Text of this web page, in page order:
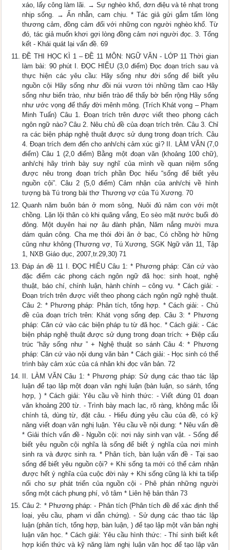
xáo, lấy công làm lãi. → Sự nghèo khổ, đơn điệu và tẻ nhạt trong
nhịp sống. → Ẩn nhẫn, cam chịu. * Tác giả gửi gắm tấm lòng
thương cảm, đồng cảm đối với những con người nghèo khổ. Từ
đó, tác giả muốn khơi gợi lòng đồng cảm nơi người đọc. 3. Tổng
kết - Khái quát lại vấn đề. 69
ĐỀ THI HỌC KÌ 1 – ĐỀ 11 MÔN: NGỮ VĂN - LỚP 11 Thời gian
làm bài: 90 phút I. ĐỌC HIỂU (3,0 điểm) Đọc đoạn trích sau và
thực hiện các yêu cầu: Hãy sống như đời sống để biết yêu
nguồn cội Hãy sống như đồi núi vươn tới những tầm cao Hãy
sống như biển trào, như biển trào để thấy bờ bến rộng Hãy sống
như ước vọng để thấy đời mênh mông. (Trích Khát vọng – Phạm
Minh Tuấn) Câu 1. Đoạn trích trên được viết theo phong cách
ngôn ngữ nào? Câu 2. Nêu chủ đề của đoạn trích trên. Câu 3. Chỉ
ra các biện pháp nghệ thuật được sử dụng trong đoạn trích. Câu
4. Đoạn trích đem đến cho anh/chị cảm xúc gì? II. LÀM VĂN (7,0
điểm) Câu 1 (2,0 điểm) Bằng một đoạn văn (khoảng 100 chữ),
anh/chị hãy trình bày suy nghĩ của mình về quan niệm sống
được nêu trong đoạn trích phần Đọc hiểu “sống để biết yêu
nguồn cội”. Câu 2 (5,0 điểm) Cảm nhận của anh/chị về hình
tượng bà Tú trong bài thơ Thương vợ của Tú Xương. 70
Quanh năm buôn bán ở mom sông, Nuôi đủ năm con với một
chồng. Lặn lội thân cò khi quãng vắng, Eo sèo mặt nước buổi đò
đông. Một duyên hai nợ âu đành phận, Năm nắng mười mưa
dám quản công. Cha mẹ thói đời ăn ở bạc, Có chồng hờ hững
cũng như không (Thương vợ, Tú Xương, SGK Ngữ văn 11, Tập
1, NXB Giáo dục, 2007,tr.29,30) 71
Đáp án đề 11 I. ĐỌC HIỂU Câu 1: * Phương pháp: Căn cứ vào
đặc điểm các phong cách ngôn ngữ đã học: sinh hoạt, nghệ
thuật, báo chí, chính luận, hành chính – công vụ. * Cách giải: -
Đoạn trích trên được viết theo phong cách ngôn ngữ nghệ thuật.
Câu 2: * Phương pháp: Phân tích, tổng hợp. * Cách giải: - Chủ
đề của đoạn trích trên: Khát vọng sống đẹp. Câu 3: * Phương
pháp: Căn cứ vào các biện pháp tu từ đã học. * Cách giải: - Các
biện pháp nghệ thuật được sử dụng trong đoạn trích: + Điệp cấu
trúc “hãy sống như ” + Nghệ thuật so sánh Câu 4: * Phương
pháp: Căn cứ vào nội dung văn bản * Cách giải: - Học sinh có thể
trình bày cảm xúc của cá nhân khi đọc văn bản. 72
II. LÀM VĂN Câu 1: * Phương pháp: Sử dụng các thao tác lập
luận để tạo lập một đoạn văn nghị luận (bàn luận, so sánh, tổng
hợp, ) * Cách giải: Yêu cầu về hình thức: - Viết đúng 01 đoạn
văn khoảng 200 từ. - Trình bày mạch lạc, rõ ràng, không mắc lỗi
chính tả, dùng từ, đặt câu. - Hiểu đúng yêu cầu của đề, có kỹ
năng viết đoạn văn nghị luận. Yêu cầu về nội dung: * Nêu vấn đề
* Giải thích vấn đề - Nguồn cội: nơi nảy sinh vạn vật. - Sống để
biết yêu nguồn cội nghĩa là sống để biết ý nghĩa của nơi mình
sinh ra và được sinh ra. * Phân tích, bàn luận vấn đề - Tại sao
sống để biết yêu nguồn cội? + Khi sống ta mới có thể cảm nhận
được hết ý nghĩa của cuộc đời này + Khi sống cũng là khi ta tiếp
nối cho sự phát triển của nguồn cội - Phê phán những người
sống một cách phung phí, vô tâm * Liên hệ bản thân 73
Câu 2: * Phương pháp: - Phân tích (Phân tích đề để xác định thể
loại, yêu cầu, phạm vi dẫn chứng). - Sử dụng các thao tác lập
luận (phân tích, tổng hợp, bàn luận, ) để tạo lập một văn bản nghị
luận văn học. * Cách giải: Yêu cầu hình thức: - Thí sinh biết kết
hợp kiến thức và kỹ năng làm nghị luận văn học để tạo lập văn